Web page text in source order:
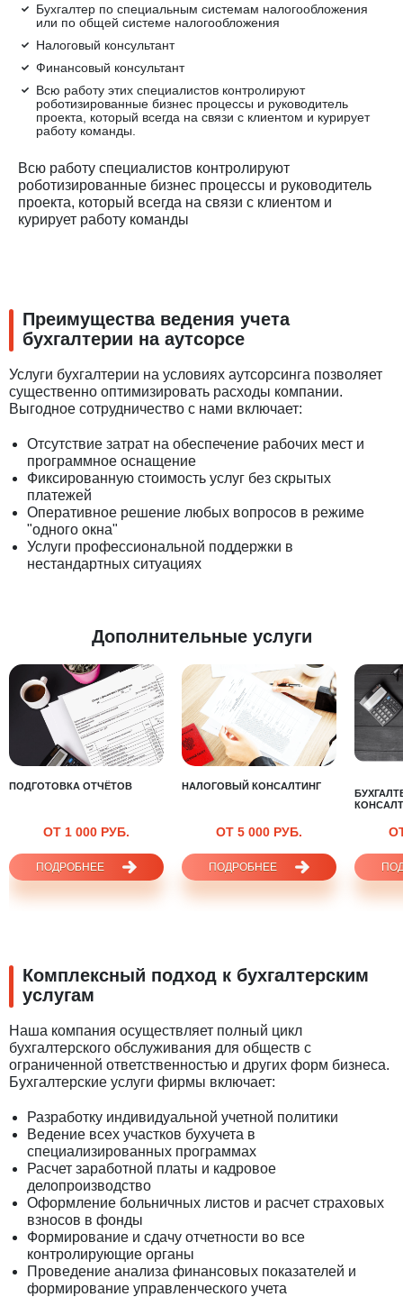
Бухгалтер по специальным системам налогообложения
или по общей системе налогообложения
Налоговый консультант
Финансовый консультант
Всю работу этих специалистов контролируют
роботизированные бизнес процессы и руководитель
проекта, который всегда на связи с клиентом и курирует
работу команды.
Всю работу специалистов контролируют
роботизированные бизнес процессы и руководитель
проекта, который всегда на связи с клиентом и
курирует работу команды
Преимущества ведения учета
бухгалтерии на аутсорсе
Услуги бухгалтерии на условиях аутсорсинга позволяет
существенно оптимизировать расходы компании.
Выгодное сотрудничество с нами включает:
Отсутствие затрат на обеспечение рабочих мест и
программное оснащение
Фиксированную стоимость услуг без скрытых
платежей
Оперативное решение любых вопросов в режиме
"одного окна"
Услуги профессиональной поддержки в
нестандартных ситуациях
Дополнительные услуги
ПОДГОТОВКА ОТЧЁТОВ
ОТ 1 000 РУБ.
ПОДРОБНЕЕ
НАЛОГОВЫЙ КОНСАЛТИНГ
ОТ 5 000 РУБ.
ПОДРОБНЕЕ
Комплексный подход к бухгалтерским
услугам
Наша компания осуществляет полный цикл
бухгалтерского обслуживания для обществ с
ограниченной ответственностью и других форм бизнеса.
Бухгалтерские услуги фирмы включает:
Разработку индивидуальной учетной политики
Ведение всех участков бухучета в
специализированных программах
Расчет заработной платы и кадровое
делопроизводство
Оформление больничных листов и расчет страховых
взносов в фонды
Формирование и сдачу отчетности во все
контролирующие органы
Проведение анализа финансовых показателей и
формирование управленческого учета